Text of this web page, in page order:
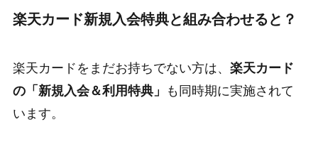
楽天カード新規入会特典と組み合わせると？
楽天カードをまだお持ちでない方は、 楽天カード
の「新規入会＆利用特典」
も同時期に実施されて
います。